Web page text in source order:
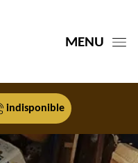
MENU
indisponible